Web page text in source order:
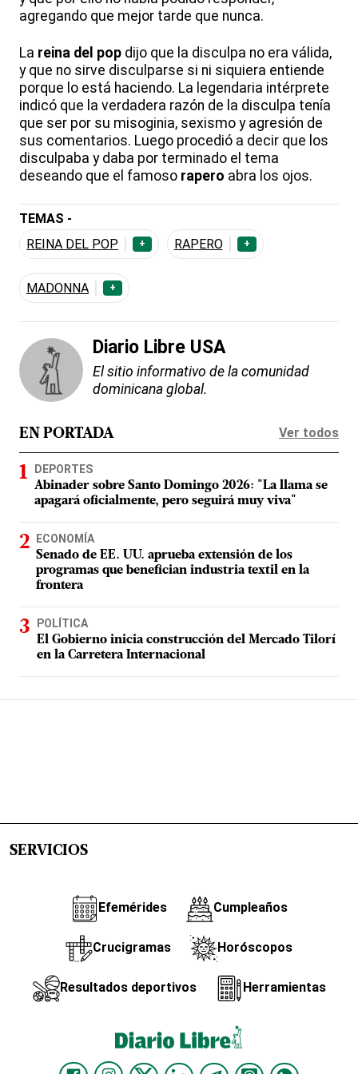
agregando que mejor tarde que nunca.
La reina del pop dijo que la disculpa no era válida,
y que no sirve disculparse si ni siquiera entiende
porque lo está haciendo. La legendaria intérprete
indicó que la verdadera razón de la disculpa tenía
que ser por su misoginia, sexismo y agresión de
sus comentarios. Luego procedió a decir que los
disculpaba y daba por terminado el tema
deseando que el famoso rapero abra los ojos.
TEMAS -
REINA DEL POP
+ RAPERO +
MADONNA +
Diario Libre USA
El sitio informativo de la comunidad
dominicana global.
EN PORTADA Ver todos
DEPORTES
Abinader sobre Santo Domingo 2026: "La llama se
apagará oficialmente, pero seguirá muy viva"
ECONOMÍA
Senado de EE. UU. aprueba extensión de los
programas que benefician industria textil en la
frontera
POLÍTICA
El Gobierno inicia construcción del Mercado Tilorí
en la Carretera Internacional
SERVICIOS
Efemérides Cumpleaños
Crucigramas Horóscopos
Resultados deportivos Herramientas